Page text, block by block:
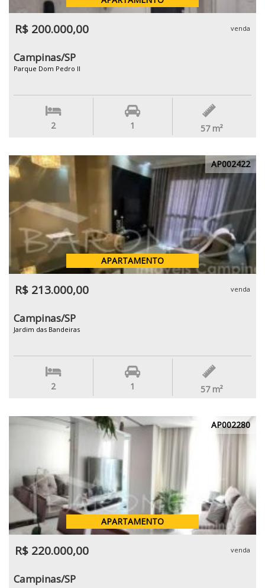
R$ 200.000,00 venda
Campinas/SP
Parque Dom Pedro II
2 1 57 m²
AP002422
APARTAMENTO
R$ 213.000,00 venda
Campinas/SP
Jardim das Bandeiras
2 1 57 m²
AP002280
APARTAMENTO
R$ 220.000,00 venda
Campinas/SP